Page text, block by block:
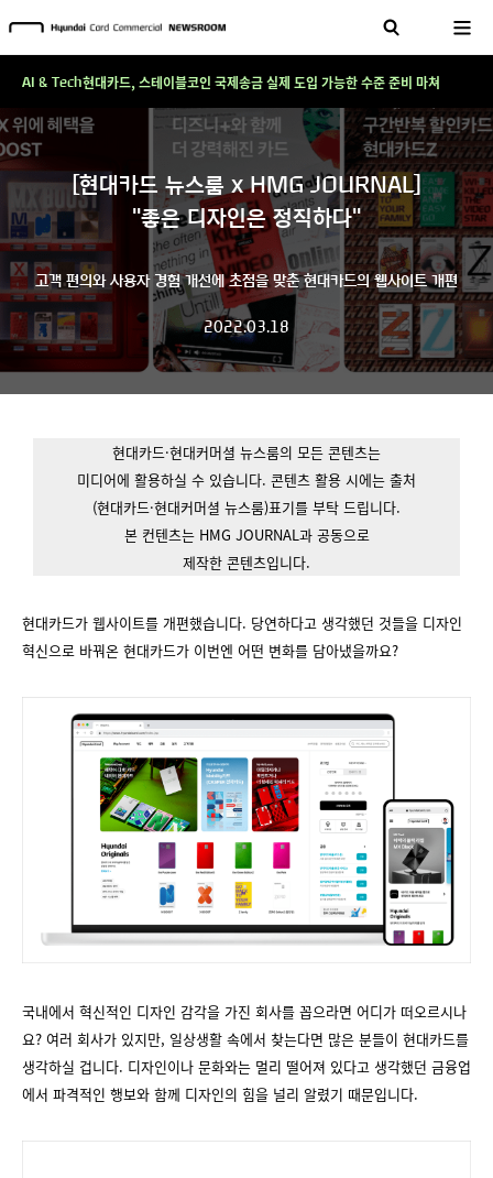
[현대카드 뉴스룸 x HMG JOURNAL]
"좋은 디자인은 정직하다"
고객 편의와 사용자 경험 개선에 초점을 맞춘 현대카드의 웹사이트 개편
2022.03.18
현대카드·현대커머셜 뉴스룸의 모든 콘텐츠는
미디어에 활용하실 수 있습니다. 콘텐츠 활용 시에는 출처
(현대카드·현대커머셜 뉴스룸)표기를 부탁 드립니다.
본 컨텐츠는 HMG JOURNAL과 공동으로
제작한 콘텐츠입니다.
현대카드가 웹사이트를 개편했습니다. 당연하다고 생각했던 것들을 디자인
혁신으로 바꿔온 현대카드가 이번엔 어떤 변화를 담아냈을까요?
국내에서 혁신적인 디자인 감각을 가진 회사를 꼽으라면 어디가 떠오르시나
요? 여러 회사가 있지만, 일상생활 속에서 찾는다면 많은 분들이 현대카드를
생각하실 겁니다. 디자인이나 문화와는 멀리 떨어져 있다고 생각했던 금융업
에서 파격적인 행보와 함께 디자인의 힘을 널리 알렸기 때문입니다.
AI & Tech현대카드, 스테이블코인 국제송금 실제 도입 가능한 수준 준비 마쳐
'AI에게도 배운다'…현대카드·현대커머셜이 'AX 시대'에 대응하는 방식
테크 그 이상의 답을 찾다!
현대카드, 스테이블코인 국제송금 실제 도입 가능한 수준 준비 마쳐
'AI에게도 배운다'…현대카드·현대커머셜이 'AX 시대'에 대응하는 방식
테크 그 이상의 답을 찾다!